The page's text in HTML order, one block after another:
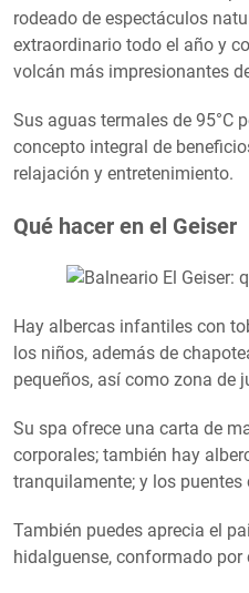
rodeado de espectáculos
extraordinario todo el año y
volcán más impresionantes
Sus aguas termales de 95°C
concepto integral de
relajación y entretenimiento.
Qué hacer en el Geiser
Hay albercas infantiles con
los niños, además de
pequeños, así como zona de
Su spa ofrece una carta de
corporales; también hay
tranquilamente; y los puentes
También puedes aprecia el
hidalguense, conformado